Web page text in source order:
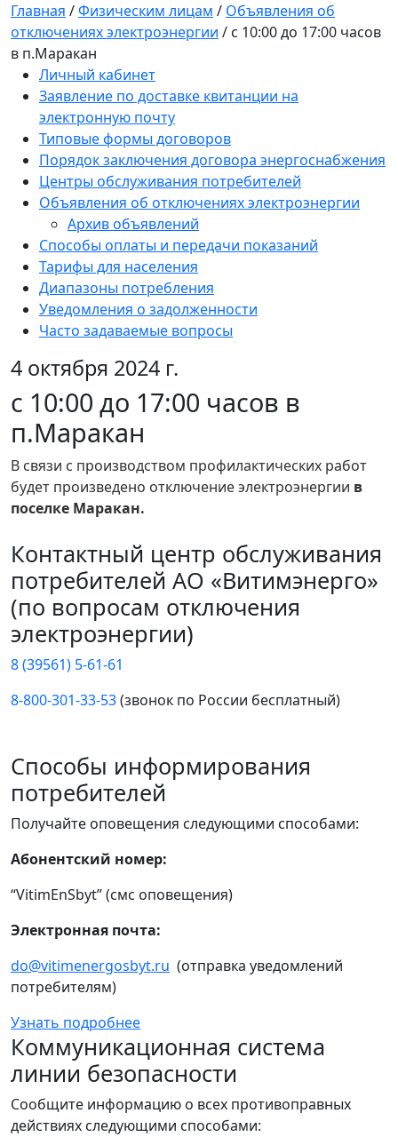
Главная /Физическим лицам / Объявления об
отключениях электроэнергии / с 10:00 до 17:00 часов
в п.Маракан
Личный кабинет
Заявление по доставке квитанции на
электронную почту
Типовые формы договоров
Порядок заключения договора энергоснабжения
Центры обслуживания потребителей
Объявления об отключениях электроэнергии
Архив объявлений
Способы оплаты и передачи показаний
Тарифы для населения
Диапазоны потребления
Уведомления о задолженности
Часто задаваемые вопросы
4 октября 2024 г.
с 10:00 до 17:00 часов в
п.Маракан
В связи с производством профилактических работ
будет произведено отключение электроэнергии в
поселке Маракан.
Контактный центр обслуживания
потребителей АО «Витимэнерго»
(по вопросам отключения
электроэнергии)
8 (39561) 5-61-61
8-800-301-33-53(звонок по России бесплатный)
Способы информирования
потребителей
Получайте оповещения следующими способами:
Абонентский номер:
“VitimEnSbyt” (смс оповещения)
Электронная почта:
do@vitimenergosbyt.ru (отправка уведомлений
потребителям)
Узнать подробнее
Коммуникационная система
линии безопасности
Сообщите информацию о всех противоправных
действиях следующими способами: